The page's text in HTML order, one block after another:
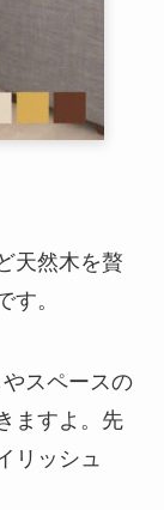
天然木を贅
す。
スペースの
ますよ。先
リッシュ